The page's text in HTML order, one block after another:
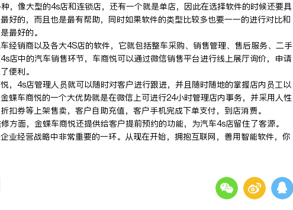
，像大型的4s店和连锁店，还有一个就是单店，因此在选择软件的时候还要具
好的，而且也是最有帮助，同时如果软件的类型比较多也要一一的进行对比和
最好的。
经销商以及各大4S店的软件，它就包括整车采购、销售管理、售后服务、二手
店中的汽车销售环节，车商悦可以通过微信销售平台进行线上展厅询价，申请
便利。
，4s店管理人员就可以随时对客户进行跟进，并且随时随地的掌握店内员工以
蝶车商悦的一个大优势就是在微信上可进行24小时管理店内事务，并采用人性
扣券等上架售卖，客户自助充值，客户手机完成下单支付，到店消费。
方面，金蝶车商悦还提供给客户提前预约的功能，为汽车4s店留住了客源。
业经营战略中非常重要的一环。从现在开始，拥抱互联网，善用智能软件，你